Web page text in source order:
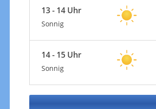
13 - 14 Uhr
Sonnig
14 - 15 Uhr
Sonnig